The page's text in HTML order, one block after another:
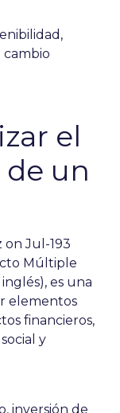
,
cambio
el
un
on Jul-193
Múltiple
es una
elementos
financieros,
y
, inversión de